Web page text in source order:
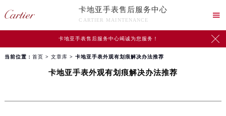
卡地亚手表售后服务中心
CARTIER MAINTENANCE

卡地亚手表售后服务中心竭诚为您服务！ 
当前位置： 首页 > 文章库 > 卡地亚手表外观有划痕解决办法推荐
卡地亚手表外观有划痕解决办法推荐